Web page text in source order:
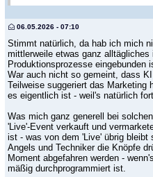
06.05.2026 - 07:10
Stimmt natürlich, da hab ich mich
mittlerweile etwas ganz
Produktionsprozesse eingebunden
War auch nicht so gemeint, dass
Teilweise suggeriert das Marketing
es eigentlich ist - weil's natürlich
Was mich ganz generell bei
'Live'-Event verkauft und
ist - was von dem 'Live' übrig
Angels und Techniker die Knöpfe
Moment abgefahren werden -
mäßig durchprogrammiert ist.